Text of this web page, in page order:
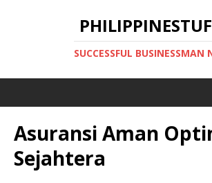
SUCCESSFUL BUSINESSMAN
Asuransi Aman
Sejahtera